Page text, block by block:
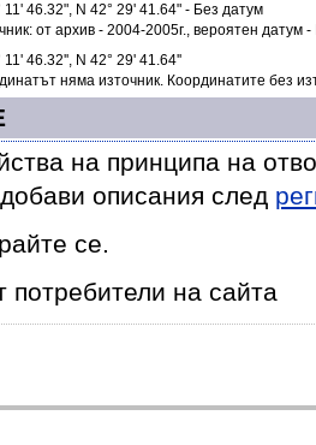
11' 46.32", N 42° 29' 41.64" - Без датум
от архив - 2004-2005г., вероятен датум -
11' 46.32'', N 42° 29' 41.64''
няма източник. Координатите без
на принципа на
описания след
се.
потребители на сайта